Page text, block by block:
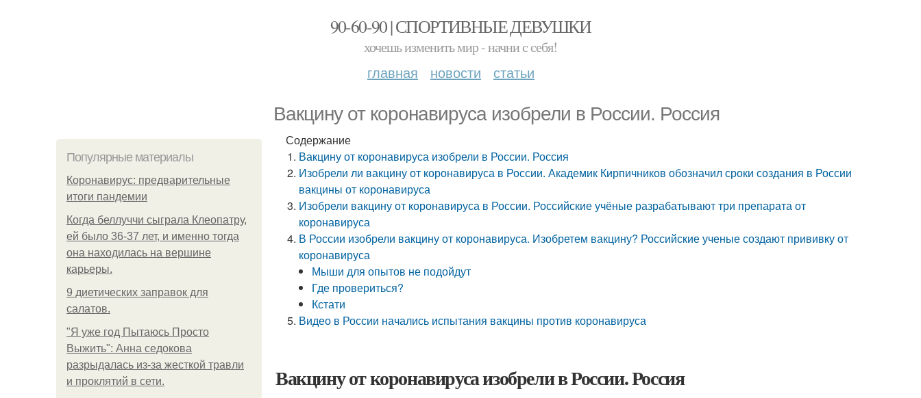
90-60-90 | СПОРТИВНЫЕ ДЕВУШКИ
хочешь изменить мир - начни с себя!
главная новости статьи
Вакцину от коронавируса изобрели в России. Россия
Популярные материалы
Коронавирус: предварительные
итоги пандемии
Когда беллуччи сыграла Клеопатру,
ей было 36-37 лет, и именно тогда
она находилась на вершине
карьеры.
9 диетических заправок для
салатов.
"Я уже год Пытаюсь Просто
Выжить": Анна седокова
разрыдалась из-за жесткой травли
и проклятий в сети.
Содержание
Вакцину от коронавируса изобрели в России. Россия
Изобрели ли вакцину от коронавируса в России. Академик Кирпичников обозначил сроки создания в России
вакцины от коронавируса
Изобрели вакцину от коронавируса в России. Российские учёные разрабатывают три препарата от
коронавируса
В России изобрели вакцину от коронавируса. Изобретем вакцину? Российские ученые создают прививку от
коронавируса
Мыши для опытов не подойдут
Где провериться?
Кстати
Видео в России начались испытания вакцины против коронавируса
Вакцину от коронавируса изобрели в России. Россия